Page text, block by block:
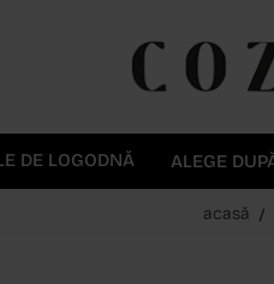
DE LOGODNĂ ALEGE
acasă